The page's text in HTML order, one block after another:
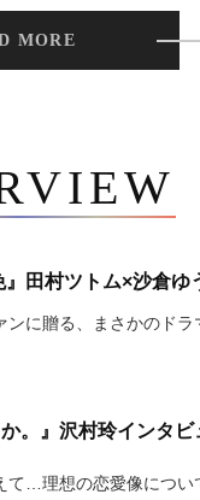
MORE
』田村ツトム×沙倉ゆ
ンに贈る、まさかのド
。』沢村玲インタビ
て…理想の恋愛像につい